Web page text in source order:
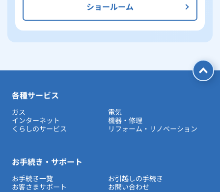
ショールーム
各種サービス
ガス
電気
インターネット
機器・修理
くらしのサービス
リフォーム・リノベーション
お手続き・サポート
お手続き一覧
お引越しの手続き
お客さまサポート
お問い合わせ